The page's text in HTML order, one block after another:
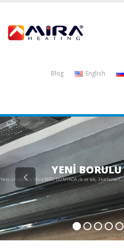
Blog English
YENİ
Yeni ürünümüz Mira MRT,DÜNYADAilkvetek,3kademeli,